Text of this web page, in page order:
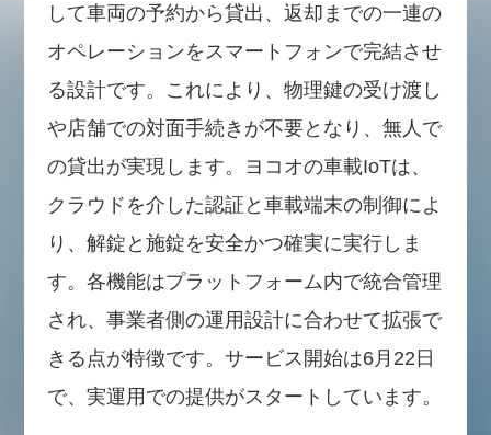
して車両の予約から貸出、返却までの一連の
オペレーションをスマートフォンで完結させ
る設計です。これにより、物理鍵の受け渡し
や店舗での対面手続きが不要となり、無人で
の貸出が実現します。ヨコオの車載IoTは、
クラウドを介した認証と車載端末の制御によ
り、解錠と施錠を安全かつ確実に実行しま
す。各機能はプラットフォーム内で統合管理
され、事業者側の運用設計に合わせて拡張で
きる点が特徴です。サービス開始は6月22日
で、実運用での提供がスタートしています。